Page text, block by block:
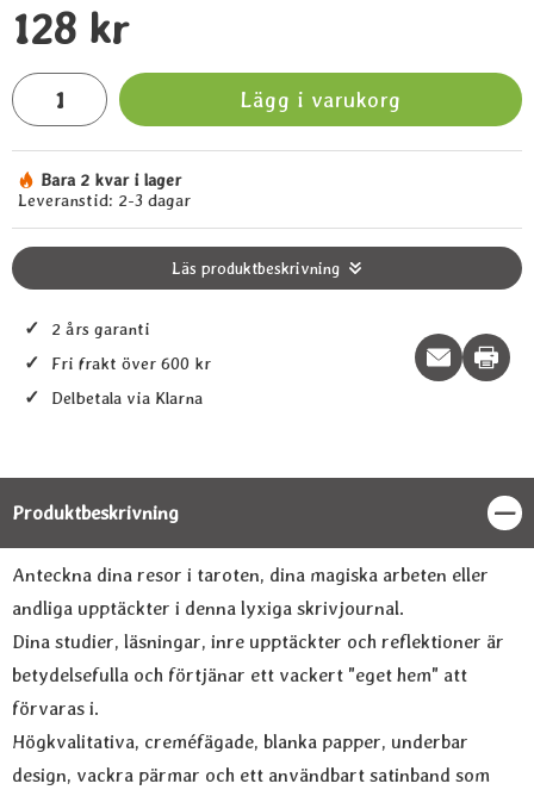
pris
128 kr
antal
Lägg i varukorg
Tillgänglighet:
Bara 2 kvar i lager
Leveranstid: 2-3 dagar
Läs produktbeskrivning
✓ 2 års garanti
✓ Fri frakt över 600 kr
✓ Delbetala via Klarna
Print
Produktbeskrivning
Produktbeskrivning
Anteckna dina resor i taroten, dina magiska arbeten eller
andliga upptäckter i denna lyxiga skrivjournal.
Dina studier, läsningar, inre upptäckter och reflektioner är
betydelsefulla och förtjänar ett vackert "eget hem" att
förvaras i.
Högkvalitativa, creméfägade, blanka papper, underbar
design, vackra pärmar och ett användbart satinband som